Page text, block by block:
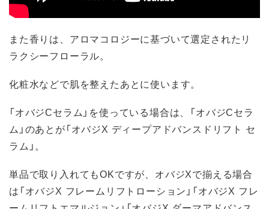
また香りは、アロマコロジーに基づいて選定されたリ
ラクシーフローラル。
化粧水などで肌を整えたあとに使います。
「オバジCセラム」を使っている場合は、「オバジCセラ
ム」のあとが「オバジX ディープアドバンスドリフト セ
ラム」。
単品で取り入れてもOKですが、オバジXで揃える場合
は「オバジX フレームリフトローション」「オバジX フレ